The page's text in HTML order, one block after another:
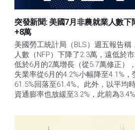
突發新聞: 美國7月非農就業人數下
+8萬
美國勞工統計局（BLS）週五報告稱
人數（NFP）下降了2.3萬，遠低於
低於6月的2萬增長（從5.7萬修正）
失業率從6月的4.2%小幅降至4.1%
61.5%回落至61.4%。此外，以平均
資通膨率也放緩至3.2%，此前為3.4%